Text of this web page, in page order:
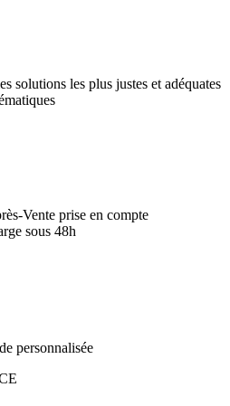
solutions les plus justes et adéquates
Vente prise en compte
sous 48h
personnalisée